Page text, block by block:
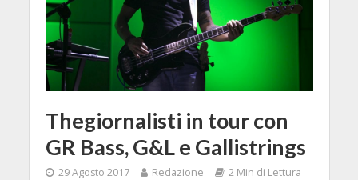
Thegiornalisti in tour con
GR Bass, G&L e Gallistrings
29 Agosto 2017 Redazione 2 Min di Lettura